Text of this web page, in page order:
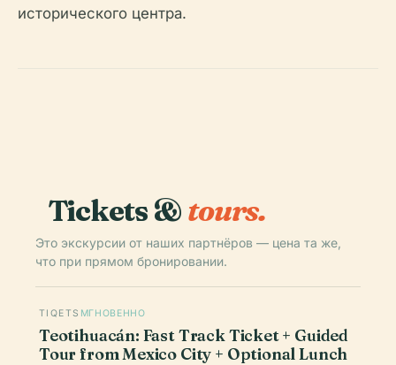
исторического центра.
Tickets &tours.
Это экскурсии от наших партнёров — цена та же,
что при прямом бронировании.
TIQETS МГНОВЕННО
Teotihuacán: Fast Track Ticket + Guided
Tour from Mexico City + Optional Lunch